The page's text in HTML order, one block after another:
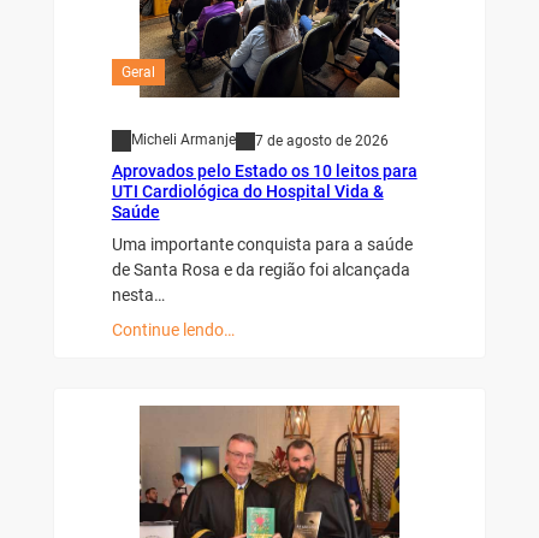
Geral
Micheli Armanje 7 de agosto de 2026
Aprovados pelo Estado os 10 leitos para
UTI Cardiológica do Hospital Vida &
Saúde
Uma importante conquista para a saúde
de Santa Rosa e da região foi alcançada
nesta…
Continue lendo…